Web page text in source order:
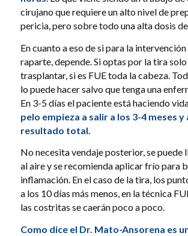
cirujano que requiere un alto nivel de
pericia, pero sobre todo una alta dosis
En cuanto a eso de si para la
raparte, depende. Si optas por la tira solo
trasplantar, si es FUE toda la cabeza.
lo puede hacer salvo que tenga una
En 3-5 días el paciente está haciendo
pelo empieza a salir a los 3-4 meses y
resultado total.
No necesita vendaje posterior, se puede
al aire y se recomienda aplicar frío para
inflamación. En el caso de la tira, los
a los 10 días más menos, en la técnica
las costritas se caerán poco a poco.
Como dice el Dr. Mato-Ansorena es